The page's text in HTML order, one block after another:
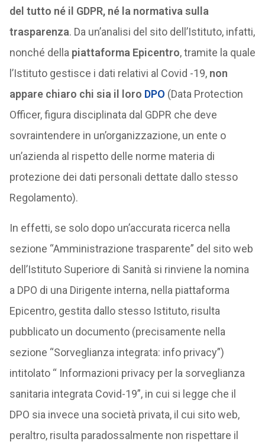
del tutto né il GDPR, né la normativa sulla
trasparenza. Da un’analisi del sito dell’Istituto, infatti,
nonché della piattaforma Epicentro, tramite la quale
l’Istituto gestisce i dati relativi al Covid -19, non
appare chiaro chi sia il loro DPO (Data Protection
Officer, figura disciplinata dal GDPR che deve
sovraintendere in un’organizzazione, un ente o
un’azienda al rispetto delle norme materia di
protezione dei dati personali dettate dallo stesso
Regolamento).
In effetti, se solo dopo un’accurata ricerca nella
sezione “Amministrazione trasparente” del sito web
dell’Istituto Superiore di Sanità si rinviene la nomina
a DPO di una Dirigente interna, nella piattaforma
Epicentro, gestita dallo stesso Istituto, risulta
pubblicato un documento (precisamente nella
sezione “Sorveglianza integrata: info privacy”)
intitolato “ Informazioni privacy per la sorveglianza
sanitaria integrata Covid-19”, in cui si legge che il
DPO sia invece una società privata, il cui sito web,
peraltro, risulta paradossalmente non rispettare il